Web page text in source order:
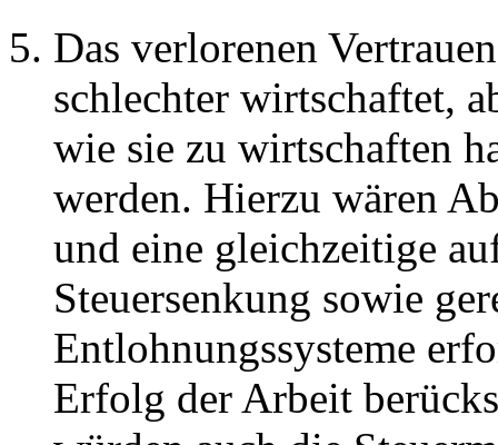
Das verlorenen
schlechter wirtschaftet,
wie sie zu wirtschaften
werden. Hierzu wären
und eine gleichzeitige
Steuersenkung sowie
Entlohnungssysteme
Erfolg der Arbeit